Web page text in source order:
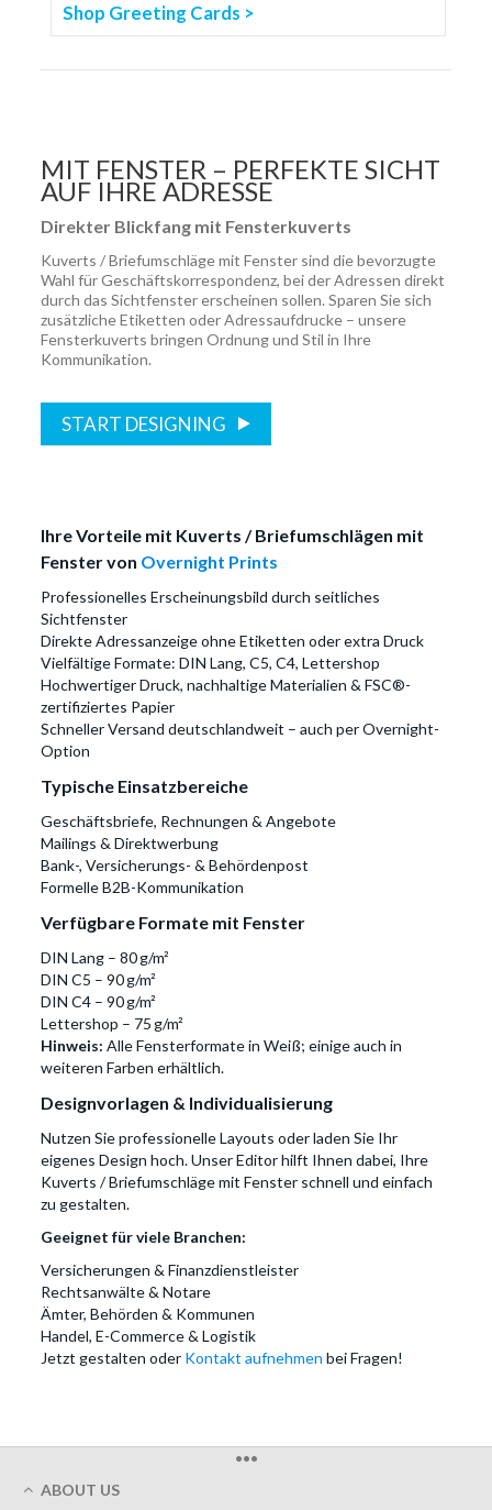
Shop Greeting Cards >
MIT FENSTER – PERFEKTE SICHT
AUF IHRE ADRESSE
Direkter Blickfang mit Fensterkuverts
Kuverts / Briefumschläge mit Fenster sind die bevorzugte
Wahl für Geschäftskorrespondenz, bei der Adressen direkt
durch das Sichtfenster erscheinen sollen. Sparen Sie sich
zusätzliche Etiketten oder Adressaufdrucke – unsere
Fensterkuverts bringen Ordnung und Stil in Ihre
Kommunikation.
START DESIGNING
Ihre Vorteile mit Kuverts / Briefumschlägen mit
Fenster von Overnight Prints
Professionelles Erscheinungsbild durch seitliches
Sichtfenster
Direkte Adressanzeige ohne Etiketten oder extra Druck
Vielfältige Formate: DIN Lang, C5, C4, Lettershop
Hochwertiger Druck, nachhaltige Materialien & FSC®-
zertifiziertes Papier
Schneller Versand deutschlandweit – auch per Overnight-
Option
Typische Einsatzbereiche
Geschäftsbriefe, Rechnungen & Angebote
Mailings & Direktwerbung
Bank-, Versicherungs- & Behördenpost
Formelle B2B-Kommunikation
Verfügbare Formate mit Fenster
DIN Lang – 80 g/m²
DIN C5 – 90 g/m²
DIN C4 – 90 g/m²
Lettershop – 75 g/m²
Hinweis: Alle Fensterformate in Weiß; einige auch in
weiteren Farben erhältlich.
Designvorlagen & Individualisierung
Nutzen Sie professionelle Layouts oder laden Sie Ihr
eigenes Design hoch. Unser Editor hilft Ihnen dabei, Ihre
Kuverts / Briefumschläge mit Fenster schnell und einfach
zu gestalten.
Geeignet für viele Branchen:
Versicherungen & Finanzdienstleister
Rechtsanwälte & Notare
Ämter, Behörden & Kommunen
Handel, E-Commerce & Logistik
Jetzt gestalten oder Kontakt aufnehmen bei Fragen!
•••
ABOUT US